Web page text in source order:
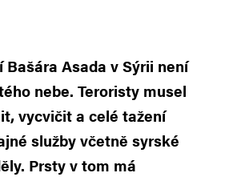
Bašára Asada v Sýrii není
nebe. Teroristy musel
vycvičit a celé tažení
služby včetně syrské
Prsty v tom má